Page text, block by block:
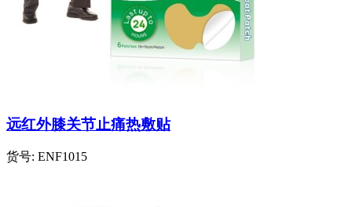
远红外膝关节止痛热敷贴
货号: ENF1015